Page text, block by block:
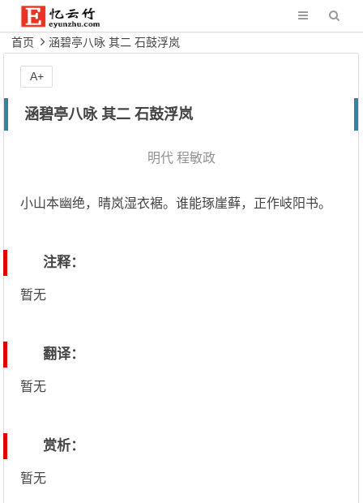
首页 涵碧亭八咏 其二 石鼓浮岚
涵碧亭八咏 其二 石鼓浮岚
明代 程敏政
小山本幽绝，晴岚湿衣裾。谁能琢崖藓，正作岐阳书。
注释：
暂无
翻译：
暂无
赏析：
暂无
A+